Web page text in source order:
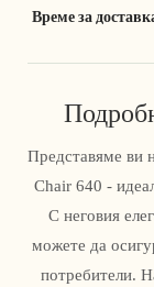
Време за
Представяме ви
Chair 640 -
С неговия
можете да
потребители.